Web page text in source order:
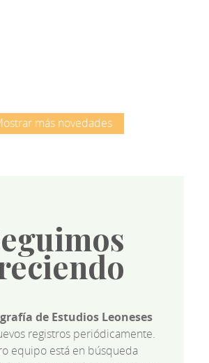
más novedades
de Estudios Leoneses
registros periódicamente.
equipo está en búsqueda